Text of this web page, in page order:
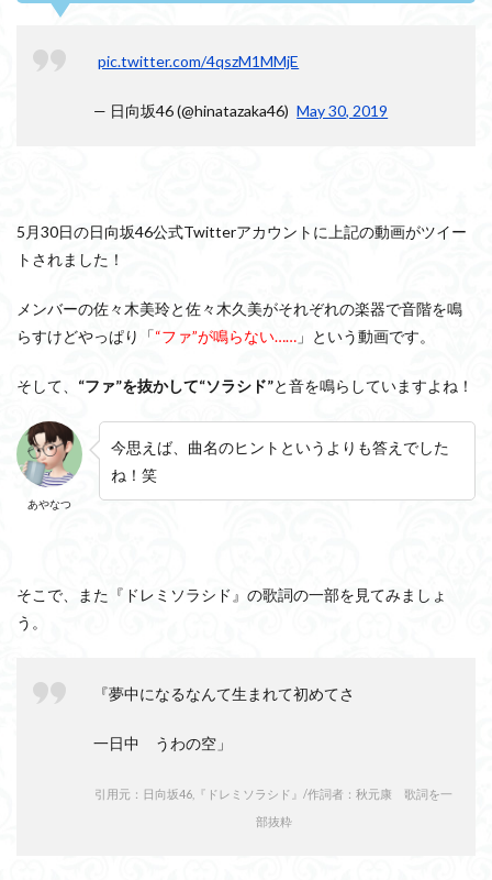
pic.twitter.com/4qszM1MMjE
— 日向坂46 (@hinatazaka46) May 30, 2019
5月30日の日向坂46公式Twitterアカウントに上記の動画がツイー
トされました！
メンバーの佐々木美玲と佐々木久美がそれぞれの楽器で音階を鳴
らすけどやっぱり「“ファ”が鳴らない…… 」という動画です。
そして、 “ファ”を抜かして“ソラシド”と音を鳴らしていますよね！
あやなつ
今思えば、曲名のヒントというよりも答えでした
ね！笑
そこで、また『ドレミソラシド』の歌詞の一部を見てみましょ
う。
『夢中になるなんて生まれて初めてさ
一日中 うわの空」
引用元：日向坂46,『ドレミソラシド』/作詞者：秋元康 歌詞を一
部抜粋